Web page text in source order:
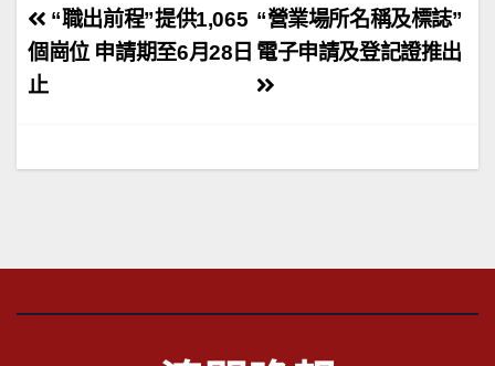
文
章
導
“營業場所名稱及標誌”
電子申請及登記證推出
“職出前程”提供1,065
個崗位 申請期至6月28日
止